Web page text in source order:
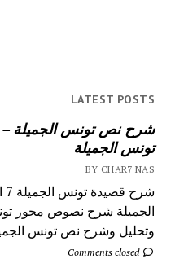
LATEST POSTS
شرح نص تونس الجميلة
تونس الجميلة
BY CHAR7 NAS
وتحليل وشرح نص تونس
Comments closed